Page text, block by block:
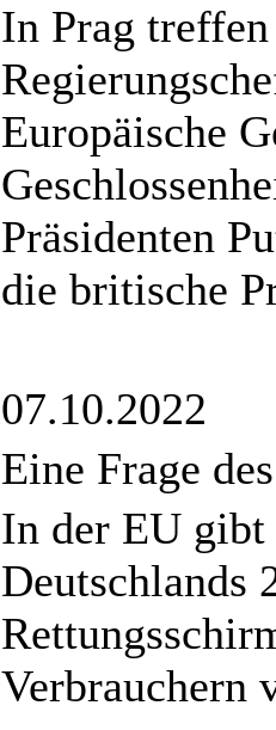
In Prag
Europäische
Präsidenten
die britische
07.10.2022
Eine Frage
In der EU
Deutschlands
Verbrauchern